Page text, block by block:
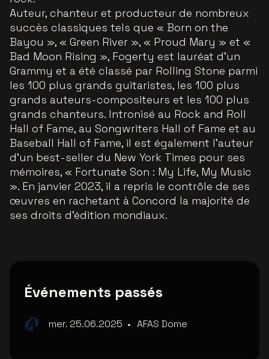
Auteur, chanteur et producteur de nombreux
succès classiques tels que « Born on the
Bayou », « Green River », « Proud Mary » et «
Bad Moon Rising », Fogerty est lauréat d'un
Grammy et a été classé par Rolling Stone parmi
les 100 plus grands guitaristes, les 100 plus
grands auteurs-compositeurs et les 100 plus
grands chanteurs. Intronisé au Rock and Roll
Hall of Fame, au Songwriters Hall of Fame et au
Baseball Hall of Fame, il est également l'auteur
d'un best-seller du New York Times pour ses
mémoires, « Fortunate Son : My Life, My Music
». En janvier 2023, il a repris le contrôle de ses
œuvres en rachetant à Concord la majorité de
ses droits d'édition mondiaux.
Événements passés
mer. 25.06.2025 • AFAS Dome